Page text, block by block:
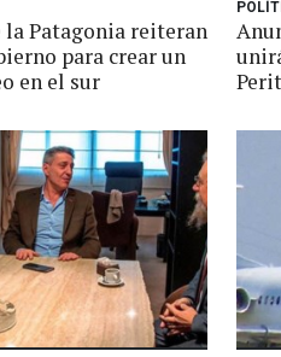
la Patagonia reiteran
para crear un
en el sur